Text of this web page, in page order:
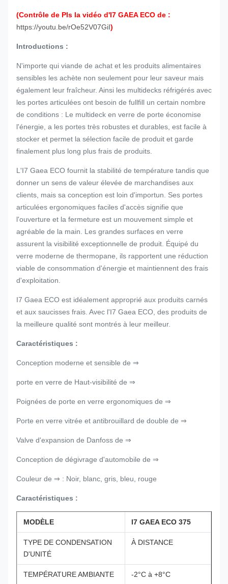
(Contrôle de Pls la vidéo d'I7 GAEA ECO de :
https://youtu.be/rOe52V07GiI)
Introductions :
N'importe qui viande de achat et les produits alimentaires
sensibles les achète non seulement pour leur saveur mais
également leur fraîcheur. Ainsi les multidecks réfrigérés avec
les portes articulées ont besoin de fullfill un certain nombre
de conditions : Le multideck en verre de porte économise
l'énergie, a les portes très robustes et durables, est facile à
stocker et permet la sélection facile de produit et garde
finalement plus long plus frais de produits.
L'I7 Gaea ECO fournit la stabilité de température tandis que
donner un sens de valeur élevée de marchandises aux
clients, mais sa conception est loin d'importun. Ses portes
articulées ergonomiques faciles d'accès signifie que
l'ouverture et la fermeture est un mouvement simple et
agréable de la main. Les grandes surfaces en verre
assurent la visibilité exceptionnelle de produit. Équipé du
verre moderne de thermopane, ils rapportent une réduction
viable de consommation d'énergie et maintiennent des frais
d'exploitation.
I7 Gaea ECO est idéalement approprié aux produits carnés
et aux saucisses frais. Avec l'I7 Gaea ECO, des produits de
la meilleure qualité sont montrés à leur meilleur.
Caractéristiques :
Conception moderne et sensible de ⇒
porte en verre de Haut-visibilité de ⇒
Poignées de porte en verre ergonomiques de ⇒
Porte en verre vitrée et antibrouillard de double de ⇒
Valve d'expansion de Danfoss de ⇒
Conception de dégivrage d'automobile de ⇒
Couleur de ⇒ : Noir, blanc, gris, bleu, rouge
Caractéristiques :
MODÈLE I7 GAEA ECO 375
TYPE DE CONDENSATION
D'UNITÉ
À DISTANCE
TEMPÉRATURE AMBIANTE -2°C à +8°C